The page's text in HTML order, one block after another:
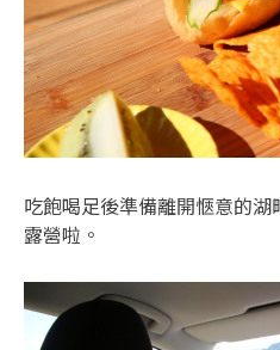
吃飽喝足後準備離開愜意的
露營啦。